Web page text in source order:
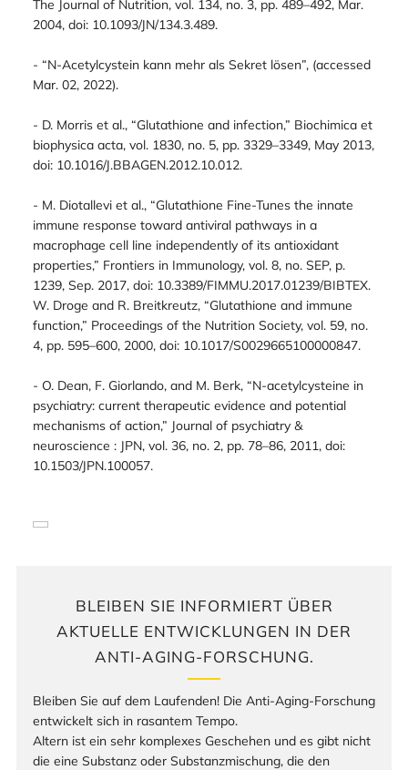
The Journal of Nutrition, vol. 134, no. 3, pp. 489–492, Mar.
2004, doi: 10.1093/JN/134.3.489.
- “N-Acetylcystein kann mehr als Sekret lösen”, (accessed
Mar. 02, 2022).
- D. Morris et al., “Glutathione and infection,” Biochimica et
biophysica acta, vol. 1830, no. 5, pp. 3329–3349, May 2013,
doi: 10.1016/J.BBAGEN.2012.10.012.
- M. Diotallevi et al., “Glutathione Fine-Tunes the innate
immune response toward antiviral pathways in a
macrophage cell line independently of its antioxidant
properties,” Frontiers in Immunology, vol. 8, no. SEP, p.
1239, Sep. 2017, doi: 10.3389/FIMMU.2017.01239/BIBTEX.
W. Droge and R. Breitkreutz, “Glutathione and immune
function,” Proceedings of the Nutrition Society, vol. 59, no.
4, pp. 595–600, 2000, doi: 10.1017/S0029665100000847.
- O. Dean, F. Giorlando, and M. Berk, “N-acetylcysteine in
psychiatry: current therapeutic evidence and potential
mechanisms of action,” Journal of psychiatry &
neuroscience : JPN, vol. 36, no. 2, pp. 78–86, 2011, doi:
10.1503/JPN.100057.
BLEIBEN SIE INFORMIERT ÜBER
AKTUELLE ENTWICKLUNGEN IN DER
ANTI-AGING-FORSCHUNG.
Bleiben Sie auf dem Laufenden! Die Anti-Aging-Forschung
entwickelt sich in rasantem Tempo.
Altern ist ein sehr komplexes Geschehen und es gibt nicht
die eine Substanz oder Substanzmischung, die den